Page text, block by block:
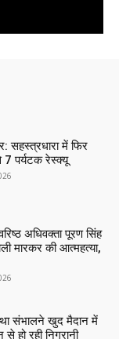
सहस्त्रधारा में फिर
7 पर्यटक रेस्क्यू
अधिवक्ता पूरण सिंह
मारकर की आत्महत्या,
संभालने खुद मैदान में
हो रही निगरानी